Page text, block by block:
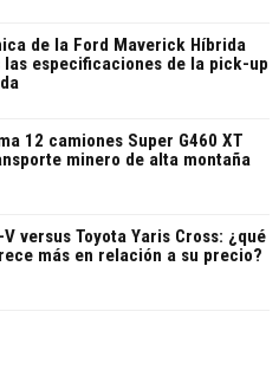
de la Ford Maverick Híbrida
las especificaciones de la pick-up
12 camiones Super G460 XT
minero de alta montaña
V versus Toyota Yaris Cross: ¿qué
más en relación a su precio?